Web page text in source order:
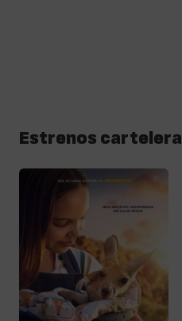
Estrenos cartelera